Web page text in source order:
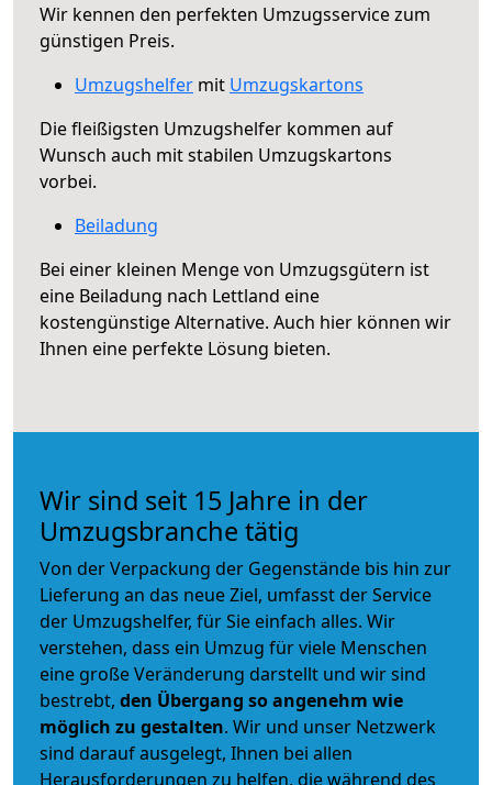
Wir kennen den perfekten Umzugsservice zum
günstigen Preis.
Umzugshelfer mit Umzugskartons
Die fleißigsten Umzugshelfer kommen auf
Wunsch auch mit stabilen Umzugskartons
vorbei.
Beiladung
Bei einer kleinen Menge von Umzugsgütern ist
eine Beiladung nach Lettland eine
kostengünstige Alternative. Auch hier können wir
Ihnen eine perfekte Lösung bieten.
Wir sind seit 15 Jahre in der
Umzugsbranche tätig
Von der Verpackung der Gegenstände bis hin zur
Lieferung an das neue Ziel, umfasst der Service
der Umzugshelfer, für Sie einfach alles. Wir
verstehen, dass ein Umzug für viele Menschen
eine große Veränderung darstellt und wir sind
bestrebt, den Übergang so angenehm wie
möglich zu gestalten. Wir und unser Netzwerk
sind darauf ausgelegt, Ihnen bei allen
Herausforderungen zu helfen, die während des